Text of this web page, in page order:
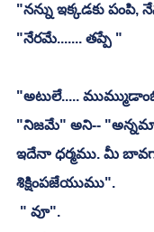
"నన్ను ఇక్కడకు
"నేరమే....... తప్పే "
"అటులే.....
"నిజమే" అని--
ఇదేనా ధర్మము. మీ
శిక్షింపజేయుము".
" వూ".